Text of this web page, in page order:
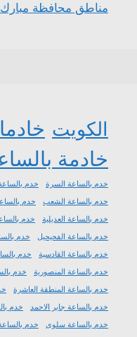
مناطق محافظة مبارك
الكويت
خادمة
خدم بالساعة السرة خدم
خدم بالساعة الشعب
خدم
خدم بالساعة العديلية
خدم
خدم بالساعة الفحيحيل
خدم
خدم بالساعة القادسية
خدم
خدم بالساعة المنصورية
خدم
خدم بالساعة المنطقة العاشرة
خدم بالساعة جابر الاحمد
خدم
خدم بالساعة سلوى
خدم